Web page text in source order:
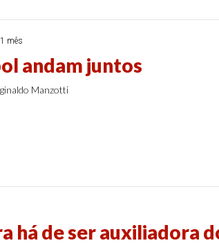
mês
andam juntos
Manzotti
há de ser auxiliadora